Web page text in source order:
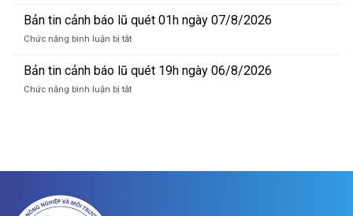
sông
Hồng_IMHEMS_07.08.2026
tin
cảnh
báo
quét
07h
Bản tin cảnh báo lũ quét 01h ngày 07/8/2026
Chức năng bình luận bị tắtở
tin
cảnh
báo
Bản tin cảnh báo lũ quét 19h ngày 06/8/2026
Chức năng bình luận bị tắtở
quét